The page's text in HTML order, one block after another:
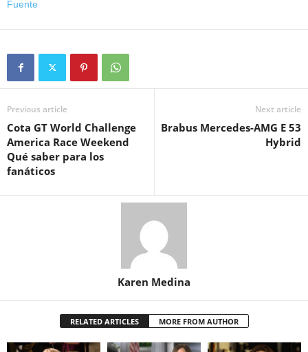
Fuente
Previous article
Cota GT World Challenge
America Race Weekend
Qué saber para los
fanáticos
Next article
Brabus Mercedes-AMG E 53
Hybrid
Karen Medina
RELATED ARTICLES MORE FROM AUTHOR